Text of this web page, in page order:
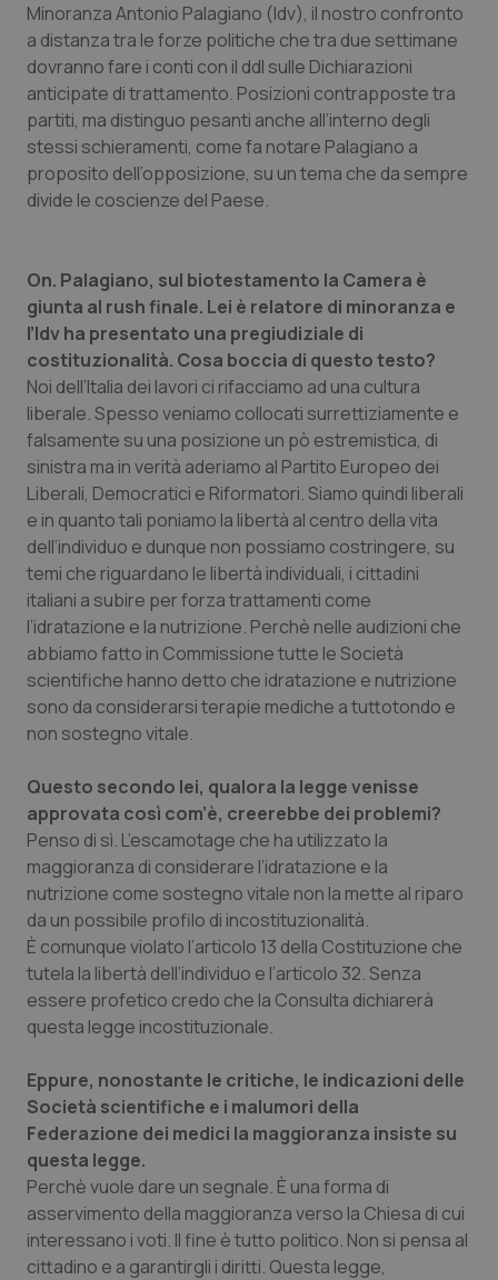
Calabria
Campania
Emilia-Romagna
Friuli Venezia Giulia
Lazio
Liguria
Lombardia
Marche
Molise
Piemonte
Provincia Autonoma di Bolzano
Provincia Autonoma di Trento
Puglia
Sardegna
Sicilia
Toscana
Umbria
Valle D’Aosta
Veneto
Asma & BPCO
Car-T
Colesterolo & coronaropatie
Dermatite Atopica
Diabete & glucometri
Disturbi dell’umore
Dolore
Donna & Salute
Epatiti
HIV
Infezioni & Febbre
Ipertensione & Scompenso
Malattie rare
Malattia di Crohn & Rettocolite Ulcerosa
Neuroscienze & patologie neurodegenerative
Obesità
Oftalmologia
Oncodermatologia
Oncoematologia
Oncologia & Nutrizione
Psoriasi & pelle
Quotidiano Cardiologia
Minoranza Antonio Palagiano (Idv), il nostro confronto
a distanza tra le forze politiche che tra due settimane
dovranno fare i conti con il ddl sulle Dichiarazioni
anticipate di trattamento. Posizioni contrapposte tra
partiti, ma distinguo pesanti anche all’interno degli
stessi schieramenti, come fa notare Palagiano a
proposito dell’opposizione, su un tema che da sempre
divide le coscienze del Paese.
On. Palagiano, sul biotestamento la Camera è
giunta al rush finale. Lei è relatore di minoranza e
l’Idv ha presentato una pregiudiziale di
costituzionalità. Cosa boccia di questo testo?
Noi dell’Italia dei lavori ci rifacciamo ad una cultura
liberale. Spesso veniamo collocati surrettiziamente e
falsamente su una posizione un pò estremistica, di
sinistra ma in verità aderiamo al Partito Europeo dei
Liberali, Democratici e Riformatori. Siamo quindi liberali
e in quanto tali poniamo la libertà al centro della vita
dell’individuo e dunque non possiamo costringere, su
temi che riguardano le libertà individuali, i cittadini
italiani a subire per forza trattamenti come
l’idratazione e la nutrizione. Perchè nelle audizioni che
abbiamo fatto in Commissione tutte le Società
scientifiche hanno detto che idratazione e nutrizione
sono da considerarsi terapie mediche a tuttotondo e
non sostegno vitale.
Questo secondo lei, qualora la legge venisse
approvata così com’è, creerebbe dei problemi?
Penso di sì. L’escamotage che ha utilizzato la
maggioranza di considerare l’idratazione e la
nutrizione come sostegno vitale non la mette al riparo
da un possibile profilo di incostituzionalità.
È comunque violato l’articolo 13 della Costituzione che
tutela la libertà dell’individuo e l’articolo 32. Senza
essere profetico credo che la Consulta dichiarerà
questa legge incostituzionale.
Eppure, nonostante le critiche, le indicazioni delle
Società scientifiche e i malumori della
Federazione dei medici la maggioranza insiste su
questa legge.
Perchè vuole dare un segnale. È una forma di
asservimento della maggioranza verso la Chiesa di cui
interessano i voti. Il fine è tutto politico. Non si pensa al
cittadino e a garantirgli i diritti. Questa legge,